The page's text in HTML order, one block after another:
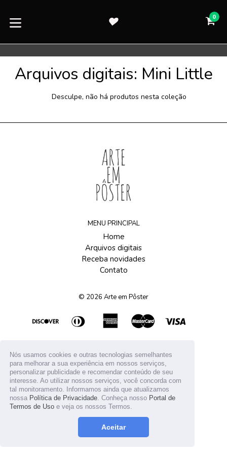
Nós usamos cookies e outras tecnologias semelhantes
para melhorar a sua experiência em nossos serviços,
personalizar publicidade e recomendar conteúdo de seu
interesse. Ao utilizar nossos serviços, você concorda com
tal monitoramento. Informamos ainda que atualizamos
nossa Política de Privacidade . Conheça nosso Portal de
Termos de Uso e veja os nossos Termos.
Aceitar
para
0
Arquivos digitais: Mini Little
Desculpe, não há produtos nesta coleção
MENU PRINCIPAL
Home
Arquivos digitais
Receba novidades
Contato
© 2026 Arte em Pôster